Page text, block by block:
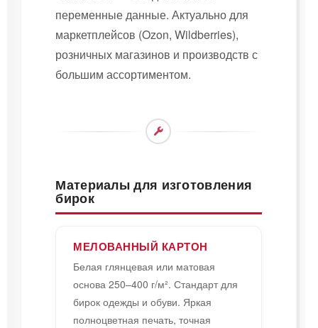
переменные данные. Актуально для
маркетплейсов (Ozon, Wildberries),
розничных магазинов и производств с
большим ассортиментом.
Материалы для изготовления
бирок
МЕЛОВАННЫЙ КАРТОН
Белая глянцевая или матовая
основа 250–400 г/м². Стандарт для
бирок одежды и обуви. Яркая
полноцветная печать, точная